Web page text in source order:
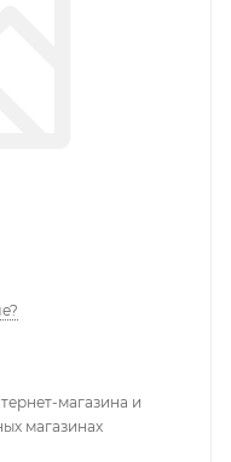
магазина и
магазинах